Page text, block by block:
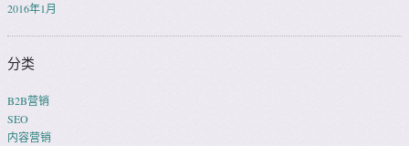
2016年1月
分类
B2B营销
SEO
内容营销